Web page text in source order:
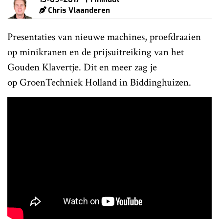
Chris Vlaanderen
Presentaties van nieuwe machines, proefdraaien
op minikranen en de prijsuitreiking van het
Gouden Klavertje. Dit en meer zag je
op GroenTechniek Holland in Biddinghuizen.